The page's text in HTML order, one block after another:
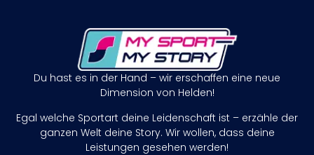
Du hast es in der Hand – wir erschaffen eine neue
Dimension von Helden!
Egal welche Sportart deine Leidenschaft ist – erzähle der
ganzen Welt deine Story. Wir wollen, dass deine
Leistungen gesehen werden!